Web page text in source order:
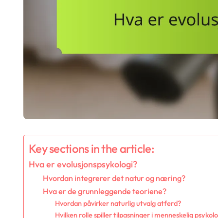
Key sections in the article:
Hva er evolusjonspsykologi?
Hvordan integrerer det natur og næring?
Hva er de grunnleggende teoriene?
Hvordan påvirker naturlig utvalg atferd?
Hvilken rolle spiller tilpasninger i menneskelig